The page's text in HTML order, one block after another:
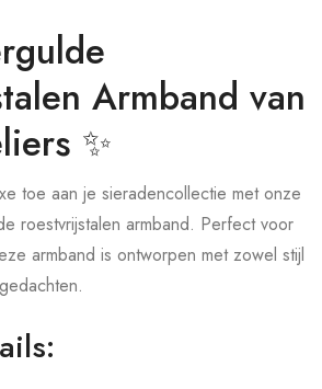
Armband van
✨
toe aan je sieradencollectie met onze
roestvrijstalen armband. Perfect voor
armband is ontworpen met zowel stijl